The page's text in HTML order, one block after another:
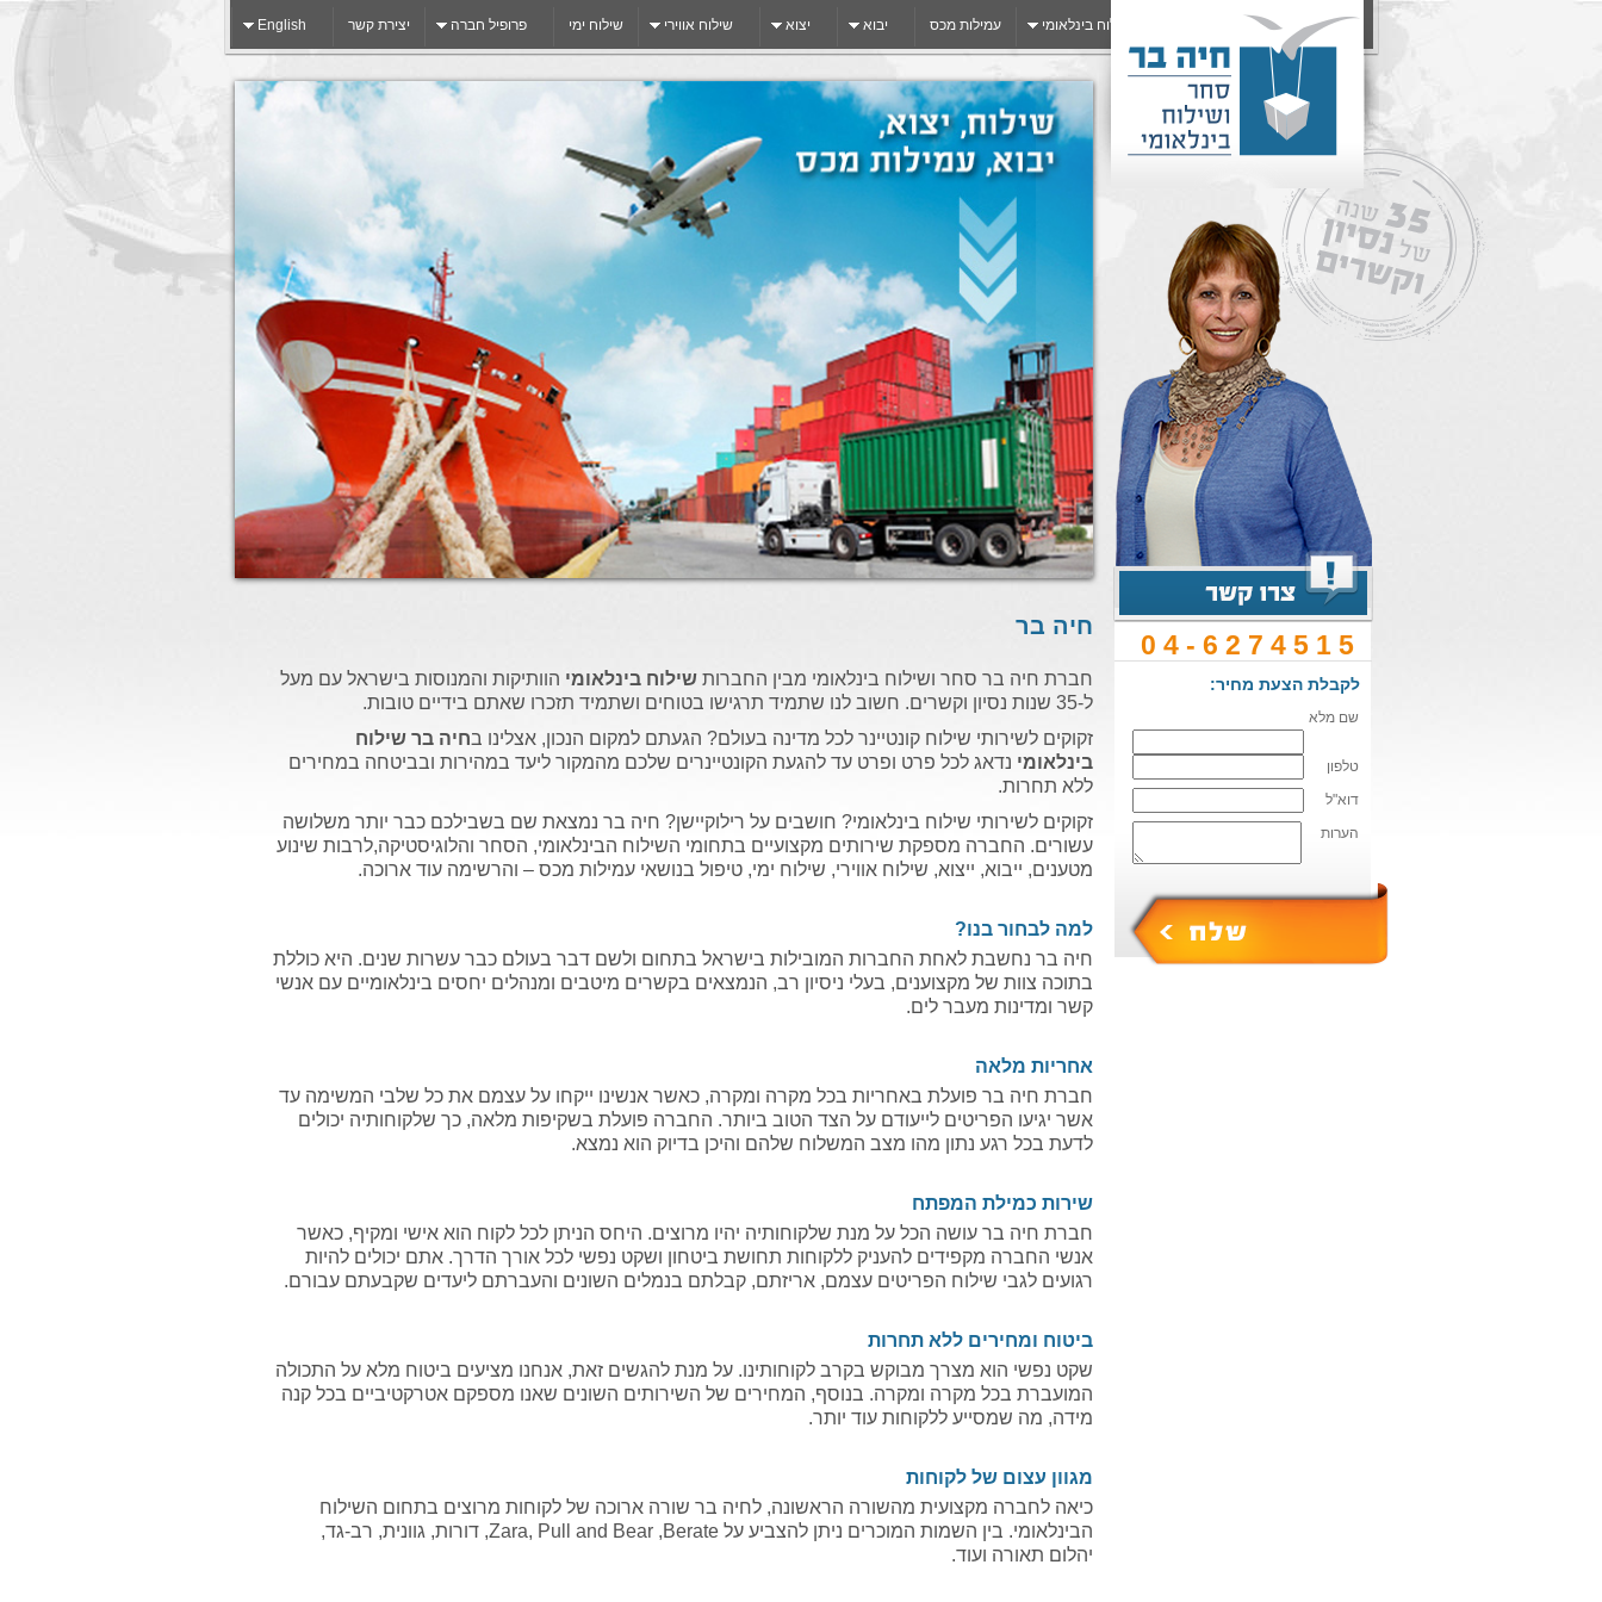
שילוח בינלאומי עמילות מכס יבוא יצוא שילוח אווירי שילוח ימי פרופיל חברה יצירת קשר English
חיה בר
חברת חיה בר סחר ושילוח בינלאומי מבין החברות שילוח בינלאומי הוותיקות והמנוסות בישראל עם מעל
ל-35 שנות נסיון וקשרים. חשוב לנו שתמיד תרגישו בטוחים ושתמיד תזכרו שאתם בידיים טובות.
זקוקים לשירותי שילוח קונטיינר לכל מדינה בעולם? הגעתם למקום הנכון, אצלינו בחיה בר שילוח
בינלאומי נדאג לכל פרט ופרט עד להגעת הקונטיינרים שלכם מהמקור ליעד במהירות ובביטחה במחירים
ללא תחרות.
זקוקים לשירותי שילוח בינלאומי? חושבים על רילוקיישן? חיה בר נמצאת שם בשבילכם כבר יותר משלושה
עשורים. החברה מספקת שירותים מקצועיים בתחומי השילוח הבינלאומי, הסחר והלוגיסטיקה,לרבות שינוע
מטענים, ייבוא, ייצוא, שילוח אווירי, שילוח ימי, טיפול בנושאי עמילות מכס – והרשימה עוד ארוכה.
למה לבחור בנו?
חיה בר נחשבת לאחת החברות המובילות בישראל בתחום ולשם דבר בעולם כבר עשרות שנים. היא כוללת
בתוכה צוות של מקצוענים, בעלי ניסיון רב, הנמצאים בקשרים מיטבים ומנהלים יחסים בינלאומיים עם אנשי
קשר ומדינות מעבר לים.
אחריות מלאה
חברת חיה בר פועלת באחריות בכל מקרה ומקרה, כאשר אנשינו ייקחו על עצמם את כל שלבי המשימה עד
אשר יגיעו הפריטים לייעודם על הצד הטוב ביותר. החברה פועלת בשקיפות מלאה, כך שלקוחותיה יכולים
לדעת בכל רגע נתון מהו מצב המשלוח שלהם והיכן בדיוק הוא נמצא.
שירות כמילת המפתח
חברת חיה בר עושה הכל על מנת שלקוחותיה יהיו מרוצים. היחס הניתן לכל לקוח הוא אישי ומקיף, כאשר
אנשי החברה מקפידים להעניק ללקוחות תחושת ביטחון ושקט נפשי לכל אורך הדרך. אתם יכולים להיות
רגועים לגבי שילוח הפריטים עצמם, אריזתם, קבלתם בנמלים השונים והעברתם ליעדים שקבעתם עבורם.
ביטוח ומחירים ללא תחרות
שקט נפשי הוא מצרך מבוקש בקרב לקוחותינו. על מנת להגשים זאת, אנחנו מציעים ביטוח מלא על התכולה
המועברת בכל מקרה ומקרה. בנוסף, המחירים של השירותים השונים שאנו מספקם אטרקטיביים בכל קנה
מידה, מה שמסייע ללקוחות עוד יותר.
מגוון עצום של לקוחות
כיאה לחברה מקצועית מהשורה הראשונה, לחיה בר שורה ארוכה של לקוחות מרוצים בתחום השילוח
הבינלאומי. בין השמות המוכרים ניתן להצביע על Berate
,
,Zara, Pull and Bear דורות, גוונית, רב-גד,
יהלום תאורה ועוד.
04-6274515
לקבלת הצעת מחיר:
שם מלא
טלפון
דוא"ל
הערות